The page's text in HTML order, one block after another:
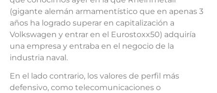
(gigante alemán armamentístico que en apenas 3
años ha logrado superar en capitalización a
Volkswagen y entrar en el Eurostoxx50) adquiría
una empresa y entraba en el negocio de la
industria naval.
En el lado contrario, los valores de perfil más
defensivo, como telecomunicaciones o